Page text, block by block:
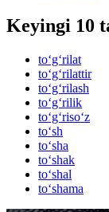
Keyingi 10
to‘g‘rilat
to‘g‘rilattir
to‘g‘rilash
to‘g‘rilik
to‘g‘riso‘z
to‘sh
to‘sha
to‘shak
to‘shal
to‘shama